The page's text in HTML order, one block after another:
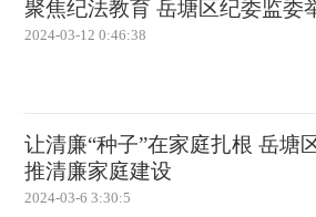
聚焦纪法教育 岳塘区纪委监委
2024-03-12 0:46:38
让清廉“种子”在家庭扎根 岳塘
推清廉家庭建设
2024-03-6 3:30:5